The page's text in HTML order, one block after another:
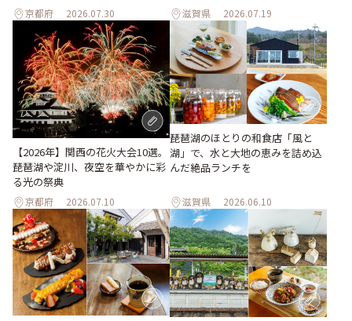
京都府 2026.07.30 滋賀県 2026.07.19
【2026年】関西の花火大会10選。
琵琶湖や淀川、夜空を華やかに彩
る光の祭典
京都府 2026.07.10
琵琶湖のほとりの和食店「風と
湖」で、水と大地の恵みを詰め込
んだ絶品ランチを
滋賀県 2026.06.10